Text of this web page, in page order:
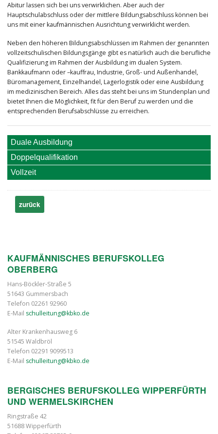
Abitur lassen sich bei uns verwirklichen. Aber auch der
Hauptschulabschluss oder der mittlere Bildungsabschluss können bei
uns mit einer kaufmännischen Ausrichtung verwirklicht werden.
Neben den höheren Bildungsabschlüssen im Rahmen der genannten
vollzeitschulischen Bildungsgänge gibt es natürlich auch die berufliche
Qualifizierung im Rahmen der Ausbildung im dualen System.
Bankkaufmann oder –kauffrau, Industrie, Groß- und Außenhandel,
Büromanagement, Einzelhandel, Lagerlogistik oder eine Ausbildung
im medizinischen Bereich. Alles das steht bei uns im Stundenplan und
bietet Ihnen die Möglichkeit, fit für den Beruf zu werden und die
entsprechenden Berufsabschlüsse zu erreichen.
Duale Ausbildung
Doppelqualifikation
Vollzeit
zurück
KAUFMÄNNISCHES BERUFSKOLLEG
OBERBERG
Hans-Böckler-Straße 5
51643 Gummersbach
Telefon 02261 92960
E-Mail schulleitung@kbko.de
Alter Krankenhausweg 6
51545 Waldbröl
Telefon 02291 9099513
E-Mail schulleitung@kbko.de
BERGISCHES BERUFSKOLLEG WIPPERFÜRTH
UND WERMELSKIRCHEN
Ringstraße 42
51688 Wipperfürth